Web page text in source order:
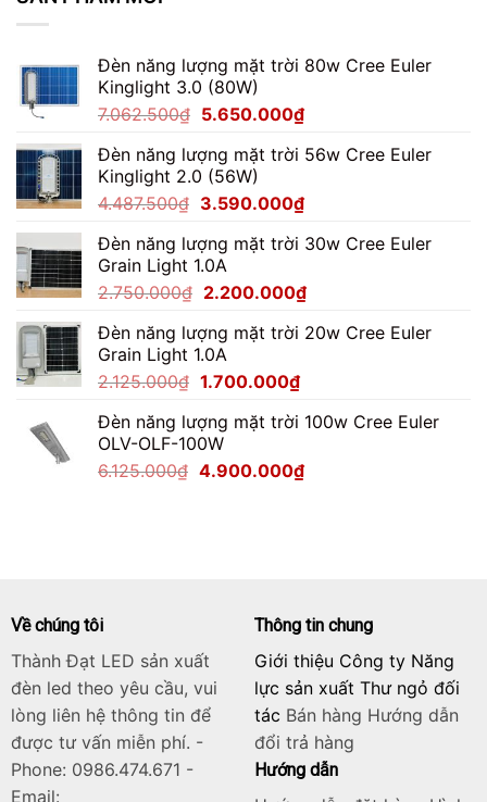
Đỗ
Xe
Đèn năng lượng mặt trời 80w Cree Euler
Kinglight 3.0 (80W)
7.062.500₫ Giá
là:
7.062.500₫.
5.650.000₫Giá
tại
5.650.000₫.
Đèn năng lượng mặt trời 56w Cree Euler
Kinglight 2.0 (56W)
4.487.500₫ Giá
là:
4.487.500₫.
3.590.000₫Giá
tại
3.590.000₫.
Đèn năng lượng mặt trời 30w Cree Euler
Grain Light 1.0A
2.750.000₫ Giá
là:
2.750.000₫.
2.200.000₫Giá
tại
Đèn năng lượng mặt trời 20w Cree Euler
Grain Light 1.0A
2.125.000₫ Giá
là:
2.125.000₫.
1.700.000₫Giá
tại
1.700.000₫.
Đèn năng lượng mặt trời 100w Cree Euler
OLV-OLF-100W
6.125.000₫ Giá
4.900.000₫Giá
Về chúng tôi
Thành Đạt LED sản xuất
đèn led theo yêu cầu, vui
lòng liên hệ thông tin để
được tư vấn miễn phí. -
Phone: 0986.474.671 -
Email:
Thông tin chung
Giới thiệu Công ty Năng
lực sản xuất Thư ngỏ đối
tác Bán hàng Hướng dẫn
đổi trả hàng
Hướng dẫn